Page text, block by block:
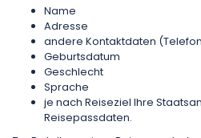
Name
Adresse
andere Kontaktdaten
Geburtsdatum
Ge­schlecht
Sprache
je nach Reiseziel Ihre
Reisepassdaten.